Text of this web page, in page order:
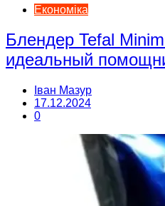
Економіка
Блендер Tefal
идеальный
Іван Мазур
17.12.2024
0